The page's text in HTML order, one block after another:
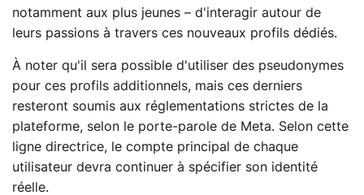
notamment aux plus jeunes – d'interagir autour de
leurs passions à travers ces nouveaux profils dédiés.
À noter qu'il sera possible d'utiliser des pseudonymes
pour ces profils additionnels, mais ces derniers
resteront soumis aux réglementations strictes de la
plateforme, selon le porte-parole de Meta. Selon cette
ligne directrice, le compte principal de chaque
utilisateur devra continuer à spécifier son identité
réelle.